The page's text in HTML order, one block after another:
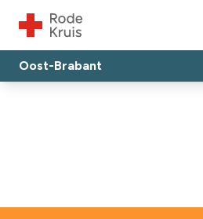
Oost-Brabant